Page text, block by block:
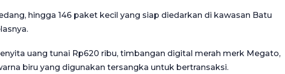
hingga 146 paket kecil yang siap diedarkan di kawasan Batu
uang tunai Rp620 ribu, timbangan digital merah merk Megato,
biru yang digunakan tersangka untuk bertransaksi.